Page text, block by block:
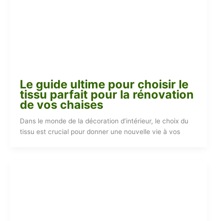
Le guide ultime pour choisir le
tissu parfait pour la rénovation
de vos chaises
Dans le monde de la décoration d’intérieur, le choix du
tissu est crucial pour donner une nouvelle vie à vos